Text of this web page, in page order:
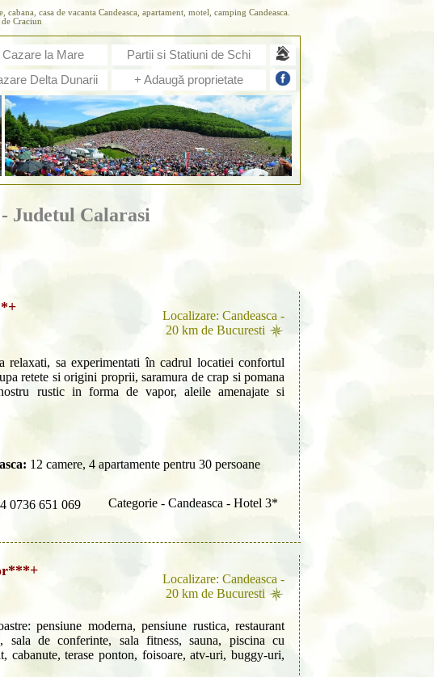
casa de vacanta Candeasca, apartament, motel, camping Candeasca.
de Craciun
Cazare la Mare
Partii si Statiuni de Schi
Delta Dunarii + Adaugă proprietate
Judetul Calarasi
Localizare: Candeasca -
20 km de Bucuresti
relaxati, sa experimentati în cadrul locatiei confortul
retete si origini proprii, saramura de crap si pomana
rustic in forma de vapor, aleile amenajate si
12 camere, 4 apartamente pentru 30 persoane
0736 651 069 Categorie - Candeasca - Hotel 3*
Localizare: Candeasca -
20 km de Bucuresti
pensiune moderna, pensiune rustica, restaurant
sala de conferinte, sala fitness, sauna, piscina cu
cabanute, terase ponton, foisoare, atv-uri, buggy-uri,